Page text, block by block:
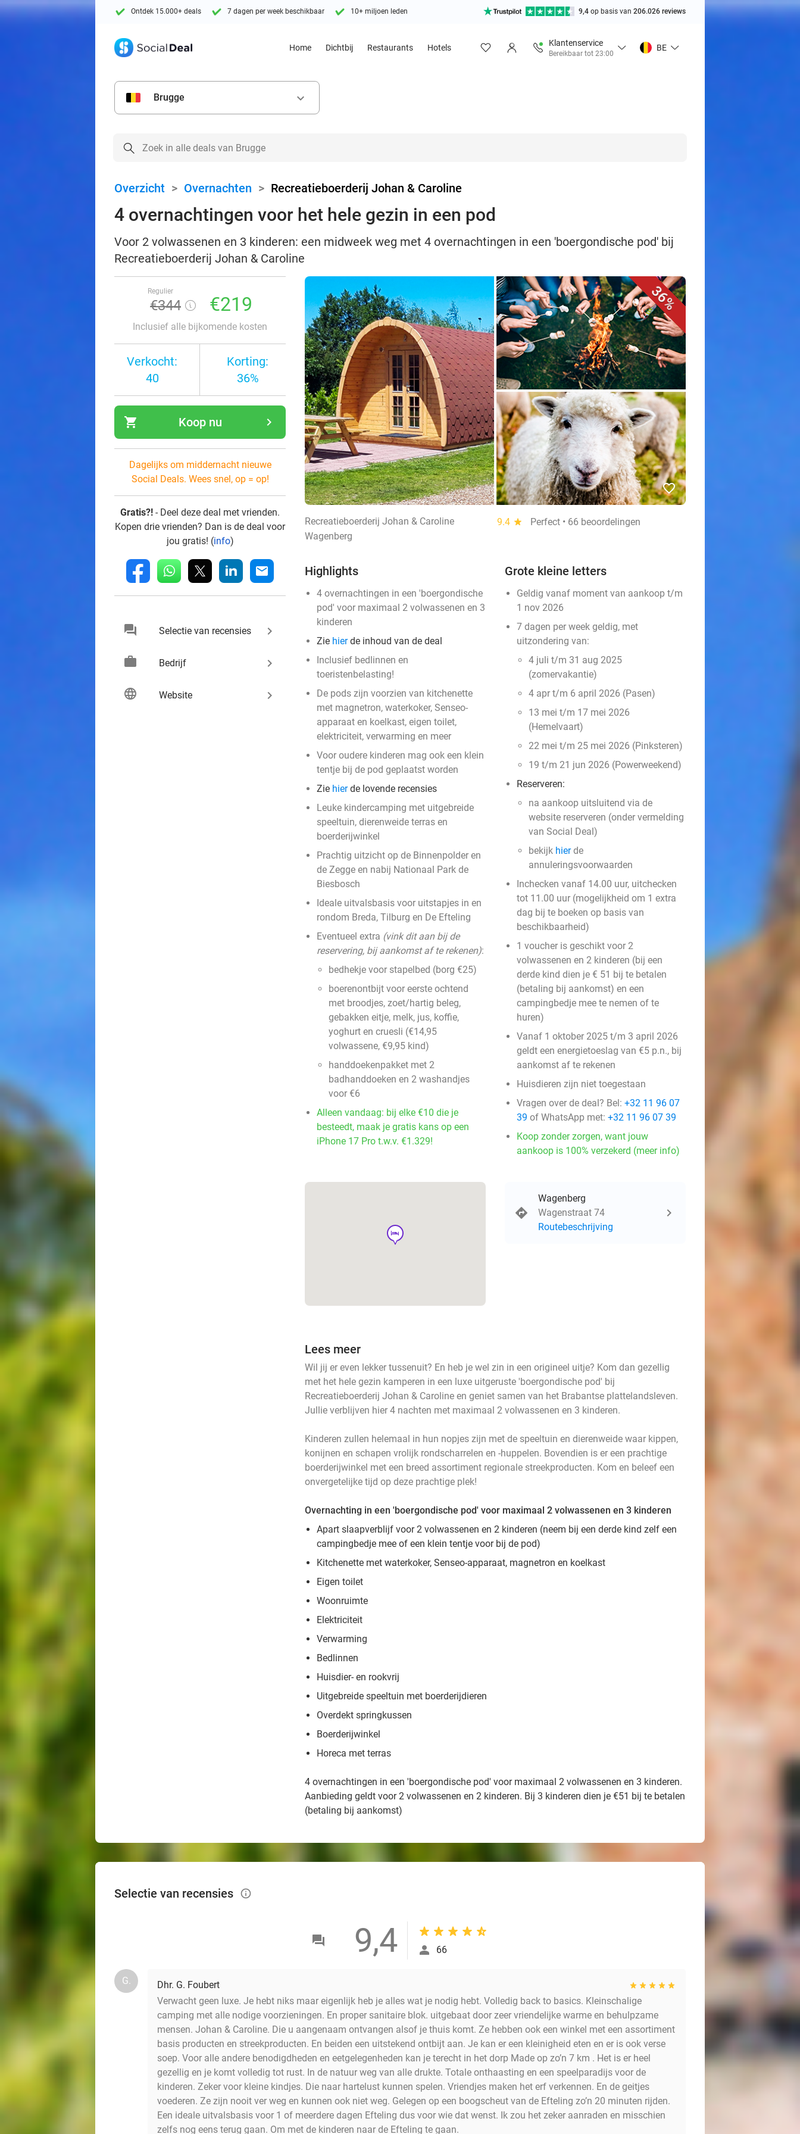
Ontdek 15.000+ deals 7 dagen per week beschikbaar 10+ miljoen leden 9,4 op basis van 206.026 reviews
Home Dichtbij Restaurants Hotels
Klantenservice
Bereikbaar tot 23:00
BE
Brugge keyboard_arrow_down
Overzicht > Overnachten > Recreatieboerderij Johan & Caroline
4 overnachtingen voor het hele gezin in een pod
Voor 2 volwassenen en 3 kinderen: een midweek weg met 4 overnachtingen in een 'boergondische pod' bij
Recreatieboerderij Johan & Caroline
Regulier
€344 €219
Inclusief alle bijkomende kosten
Verkocht:
40
Korting:
36%
shopping_cart navigate_next
Koop nu
Dagelijks om middernacht nieuwe
Social Deals. Wees snel, op = op!
Gratis?! - Deel deze deal met vrienden.
Kopen drie vrienden? Dan is de deal voor
jou gratis! (info)
fb whatsapp linkedin mail
chat Selectie van recensies keyboard_arrow_right
work Bedrijf keyboard_arrow_right
language Website keyboard_arrow_right
36%
favorite_border
Recreatieboerderij Johan & Caroline 9.4 star
Perfect • 66 beoordelingen
Wagenberg
Highlights
4 overnachtingen in een 'boergondische
pod' voor maximaal 2 volwassenen en 3
kinderen
Zie hierde inhoud van de deal
Inclusief bedlinnen en
toeristenbelasting!
De pods zijn voorzien van kitchenette
met magnetron, waterkoker, Senseo-
apparaat en koelkast, eigen toilet,
elektriciteit, verwarming en meer
Voor oudere kinderen mag ook een klein
tentje bij de pod geplaatst worden
Zie hierde lovende recensies
Leuke kindercamping met uitgebreide
speeltuin, dierenweide terras en
boerderijwinkel
Prachtig uitzicht op de Binnenpolder en
de Zegge en nabij Nationaal Park de
Biesbosch
Ideale uitvalsbasis voor uitstapjes in en
rondom Breda, Tilburg en De Efteling
Eventueel extra (vink dit aan bij de
reservering, bij aankomst af te rekenen):
bedhekje voor stapelbed (borg €25)
boerenontbijt voor eerste ochtend
met broodjes, zoet/hartig beleg,
gebakken eitje, melk, jus, koffie,
yoghurt en cruesli (€14,95
volwassene, €9,95 kind)
handdoekenpakket met 2
badhanddoeken en 2 washandjes
voor €6
Alleen vandaag: bij elke €10 die je
besteedt, maak je gratis kans op een
iPhone 17 Pro t.w.v. €1.329!
Grote kleine letters
Geldig vanaf moment van aankoop t/m
1 nov 2026
7 dagen per week geldig, met
uitzondering van:
4 juli t/m 31 aug 2025
(zomervakantie)
4 apr t/m 6 april 2026 (Pasen)
13 mei t/m 17 mei 2026
(Hemelvaart)
22 mei t/m 25 mei 2026 (Pinksteren)
19 t/m 21 jun 2026 (Powerweekend)
Reserveren:
na aankoop uitsluitend via de
website reserveren (onder vermelding
van Social Deal)
bekijk hierde
annuleringsvoorwaarden
Inchecken vanaf 14.00 uur, uitchecken
tot 11.00 uur (mogelijkheid om 1 extra
dag bij te boeken op basis van
beschikbaarheid)
1 voucher is geschikt voor 2
volwassenen en 2 kinderen (bij een
derde kind dien je € 51 bij te betalen
(betaling bij aankomst) en een
campingbedje mee te nemen of te
huren)
Vanaf 1 oktober 2025 t/m 3 april 2026
geldt een energietoeslag van €5 p.n., bij
aankomst af te rekenen
Huisdieren zijn niet toegestaan
Vragen over de deal? Bel: +32 11 96 07
39 of WhatsApp met: +32 11 96 07 39
Koop zonder zorgen, want jouw
aankoop is 100% verzekerd (meer info)
hotel
Wagenberg
Wagenstraat 74
Routebeschrijving
Lees meer
Wil jij er even lekker tussenuit? En heb je wel zin in een origineel uitje? Kom dan gezellig
met het hele gezin kamperen in een luxe uitgeruste 'boergondische pod' bij
Recreatieboerderij Johan & Caroline en geniet samen van het Brabantse plattelandsleven.
Jullie verblijven hier 4 nachten met maximaal 2 volwassenen en 3 kinderen.
Kinderen zullen helemaal in hun nopjes zijn met de speeltuin en dierenweide waar kippen,
konijnen en schapen vrolijk rondscharrelen en -huppelen. Bovendien is er een prachtige
boerderijwinkel met een breed assortiment regionale streekproducten. Kom en beleef een
onvergetelijke tijd op deze prachtige plek!
Overnachting in een 'boergondische pod' voor maximaal 2 volwassenen en 3 kinderen
Apart slaapverblijf voor 2 volwassenen en 2 kinderen (neem bij een derde kind zelf een
campingbedje mee of een klein tentje voor bij de pod)
Kitchenette met waterkoker, Senseo-apparaat, magnetron en koelkast
Eigen toilet
Woonruimte
Elektriciteit
Verwarming
Bedlinnen
Huisdier- en rookvrij
Uitgebreide speeltuin met boerderijdieren
Overdekt springkussen
Boerderijwinkel
Horeca met terras
4 overnachtingen in een 'boergondische pod' voor maximaal 2 volwassenen en 3 kinderen.
Aanbieding geldt voor 2 volwassenen en 2 kinderen. Bij 3 kinderen dien je €51 bij te betalen
(betaling bij aankomst)
Selectie van recensies info_outlined
9,4 66
G.
Dhr. G. Foubert
Verwacht geen luxe. Je hebt niks maar eigenlijk heb je alles wat je nodig hebt. Volledig back to basics. Kleinschalige
camping met alle nodige voorzieningen. En proper sanitaire blok. uitgebaat door zeer vriendelijke warme en behulpzame
mensen. Johan & Caroline. Die u aangenaam ontvangen alsof je thuis komt. Ze hebben ook een winkel met een assortiment
basis producten en streekproducten. En beiden een uitstekend ontbijt aan. Je kan er een kleinigheid eten en er is ook verse
soep. Voor alle andere benodigdheden en eetgelegenheden kan je terecht in het dorp Made op zo’n 7 km . Het is er heel
gezellig en je komt volledig tot rust. In de natuur weg van alle drukte. Totale onthaasting en een speelparadijs voor de
kinderen. Zeker voor kleine kindjes. Die naar hartelust kunnen spelen. Vriendjes maken het erf verkennen. En de geitjes
voederen. Ze zijn nooit ver weg en kunnen ook niet weg. Gelegen op een boogscheut van de Efteling zo’n 20 minuten rijden.
Een ideale uitvalsbasis voor 1 of meerdere dagen Efteling dus voor wie dat wenst. Ik zou het zeker aanraden en misschien
zelfs nog eens terug gaan. Om met de kinderen naar de Efteling te gaan.